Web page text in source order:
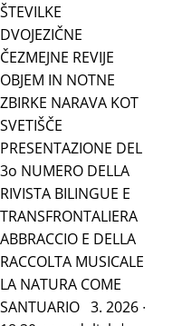
ŠTEVILKE
DVOJEZIČNE
ČEZMEJNE REVIJE
OBJEM IN NOTNE
ZBIRKE NARAVA KOT
SVETIŠČE
PRESENTAZIONE DEL
3o NUMERO DELLA
RIVISTA BILINGUE E
TRANSFRONTALIERA
ABBRACCIO E DELLA
RACCOLTA MUSICALE
LA NATURA COME
SANTUARIO 3. 2026 ∙